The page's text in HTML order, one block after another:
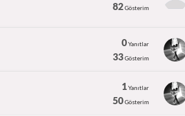
82Gösterim
0Yanıtlar
33Gösterim
1Yanıtlar
50Gösterim